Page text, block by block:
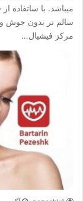
میباشد. با ساتفاده
سالم تر بدون جوش
مرکز فیشیال…